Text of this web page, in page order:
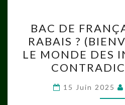
DE
:
AU
BAC DE
RABAIS ?
LE MONDE DES
15 Juin 2025